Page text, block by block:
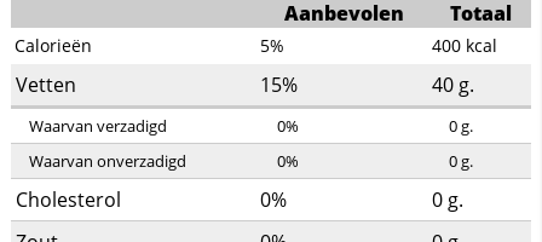
Aanbevolen
Totaal
Calorieën 5% 400 kcal
Vetten 15% 40g.
Waarvan verzadigd 0% 0g.
Waarvan onverzadigd
0% 0g.
Cholesterol 0% 0g.